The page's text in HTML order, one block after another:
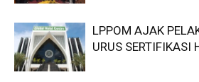
LPPOM AJAK
URUS SERTIFIKASI